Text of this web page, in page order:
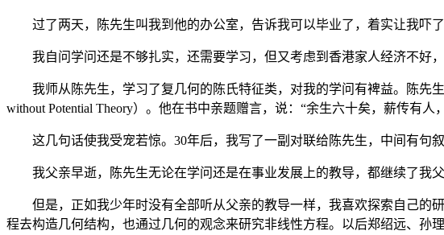
过了两天，陈先生叫我到他的办公室，告诉我可以毕业了，着实让我吓了
我自问学问还是不够扎实，还需要学习，但又考虑到香港家人经济不好
我师从陈先生，学习了复几何的陈氏特征类，对我的学问有裨益。陈先生
without Potential Theory）。他在书中亲题赠言，说：“余生六十矣，薪传有人
这几句话使我受宠若惊。30年后，我写了一副对联给陈先生，中间有句
我父亲早逝，陈先生无论在学问还是在事业发展上的教导，都继续了我父
但是，正如我少年时没有全部听从父亲的教导一样，我喜欢探索自己的
程去构造几何结构，也通过几何的观念来研究非线性方程。以后郑绍远、孙理